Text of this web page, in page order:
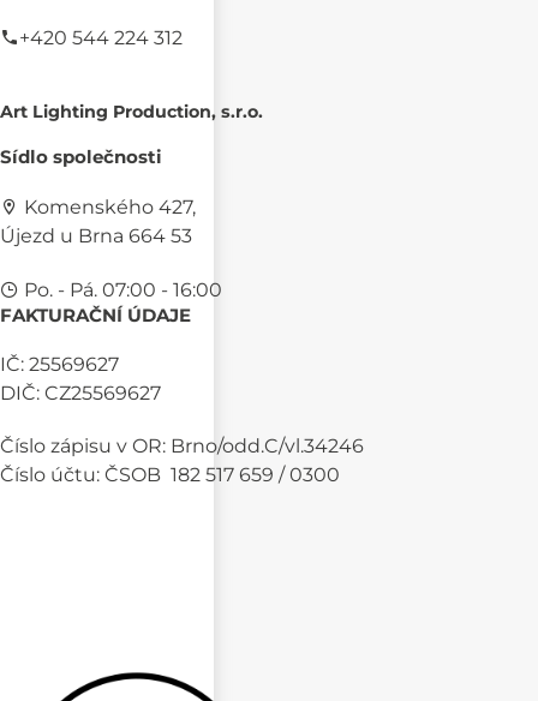
+420 544 224 312
Art Lighting Production, s.r.o.
Sídlo společnosti
Komenského 427,
Újezd u Brna 664 53
Po. - Pá. 07:00 - 16:00
FAKTURAČNÍ ÚDAJE
IČ: 25569627
DIČ: CZ25569627
Číslo zápisu v OR: Brno/odd.C/vl.34246
Číslo účtu: ČSOB 182 517 659 / 0300